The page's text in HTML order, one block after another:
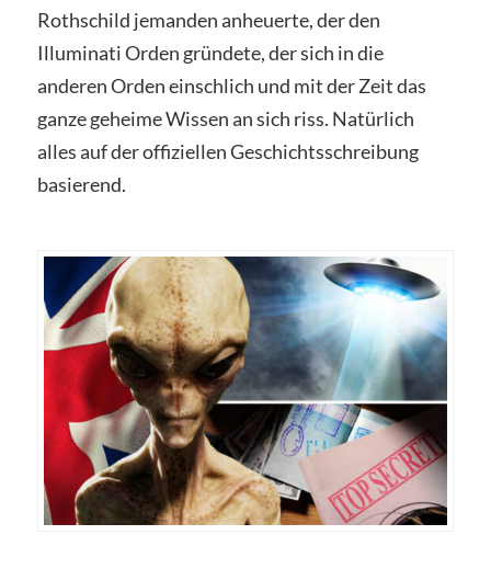
Rothschild jemanden anheuerte, der den
Illuminati Orden gründete, der sich in die
anderen Orden einschlich und mit der Zeit das
ganze geheime Wissen an sich riss. Natürlich
alles auf der offiziellen Geschichtsschreibung
basierend.